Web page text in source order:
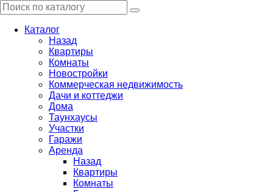
Каталог
Назад
Квартиры
Комнаты
Новостройки
Коммерческая недвижимость
Дачи и коттеджи
Дома
Таунхаусы
Участки
Гаражи
Аренда
Назад
Квартиры
Комнаты